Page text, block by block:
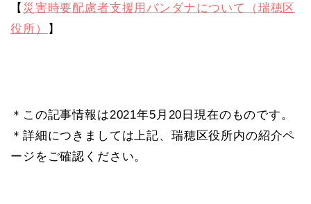
【 災害時要配慮者支援用バンダナについて（瑞穂区
役所）
】
＊この記事情報は2021年5月20日現在のものです。
＊詳細につきましては上記、瑞穂区役所内の紹介ペ
ージをご確認ください。